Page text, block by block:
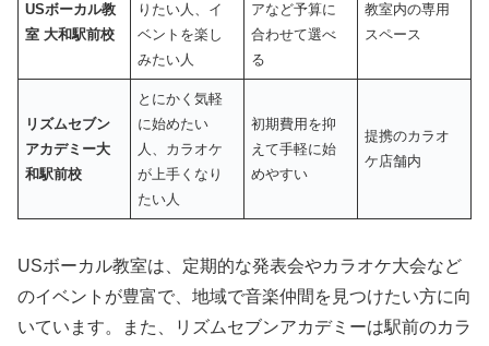
USボーカル教
室 大和駅前校
りたい人、イ
ベントを楽し
みたい人
アなど予算に
合わせて選べ
る
教室内の専用
スペース
リズムセブン
アカデミー大
和駅前校
とにかく気軽
に始めたい
人、カラオケ
が上手くなり
たい人
初期費用を抑
えて手軽に始
めやすい
提携のカラオ
ケ店舗内
USボーカル教室は、定期的な発表会やカラオケ大会など
のイベントが豊富で、地域で音楽仲間を見つけたい方に向
いています。また、リズムセブンアカデミーは駅前のカラ